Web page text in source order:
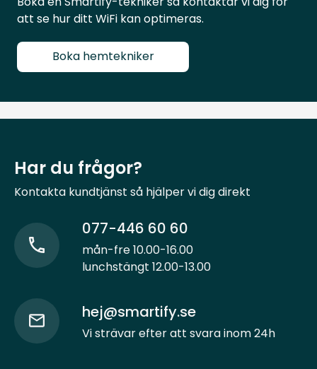
att se hur ditt WiFi kan optimeras.
Boka hemtekniker
Har du frågor?
Kontakta kundtjänst så hjälper vi dig direkt
077-446 60 60
mån-fre 10.00-16.00
lunchstängt 12.00-13.00
hej@smartify.se
Vi strävar efter att svara inom 24h